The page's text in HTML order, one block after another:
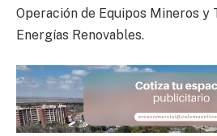
Operación de Equipos Mineros
Energías Renovables.